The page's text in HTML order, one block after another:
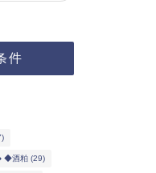
件
◆酒粕(29)